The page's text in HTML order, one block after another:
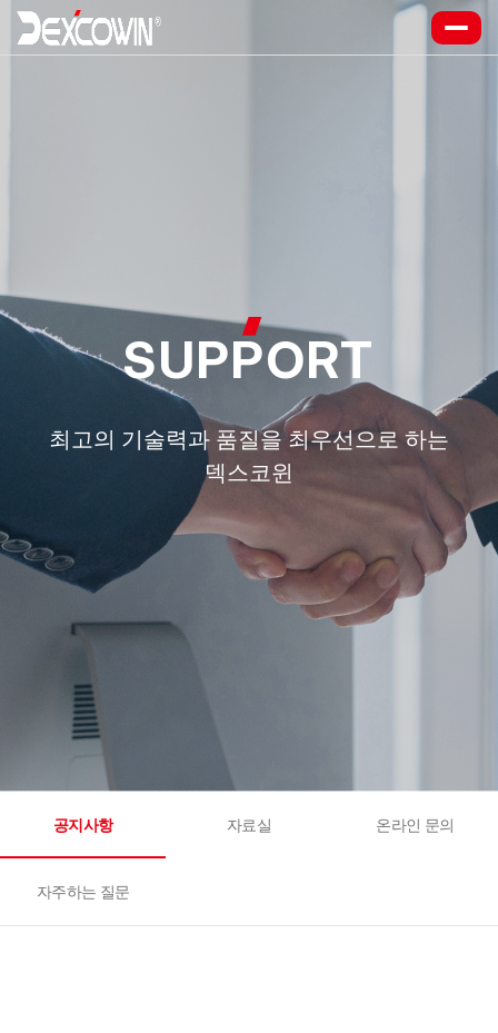
SUPPORT
최고의 기술력과 품질을 최우선으로 하는
덱스코윈
공지사항 자료실 온라인 문의
자주하는 질문